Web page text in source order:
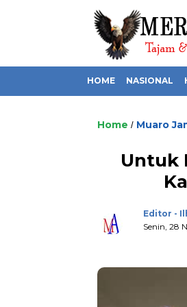
HOME NASIONAL
Home / Muaro
Untuk
Editor -
Senin, 28